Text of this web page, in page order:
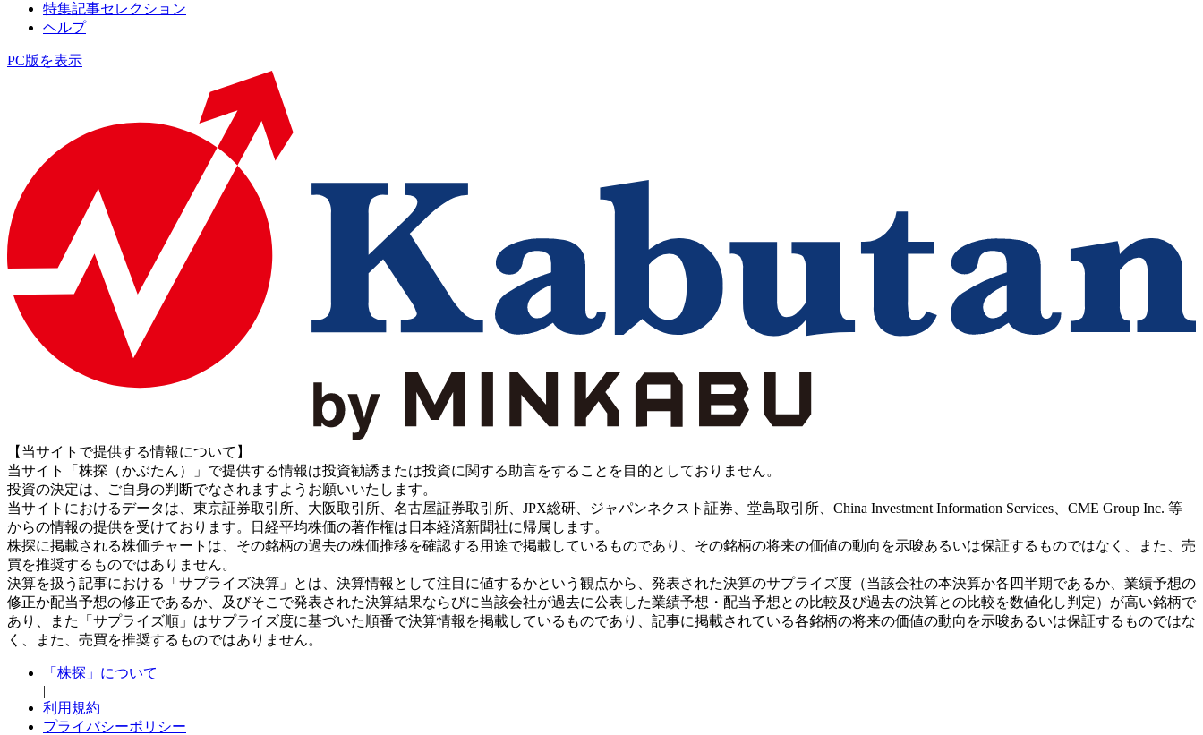
特集記事セレクション
ヘルプ
PC版を表示
【当サイトで提供する情報について】
当サイト「株探（かぶたん）」で提供する情報は投資勧誘または投資に関する助言をすることを目的としておりません。
投資の決定は、ご自身の判断でなされますようお願いいたします。
当サイトにおけるデータは、東京証券取引所、大阪取引所、名古屋証券取引所、JPX総研、ジャパンネクスト証券、堂島取引所、China Investment Information Services、CME Group Inc. 等
からの情報の提供を受けております。日経平均株価の著作権は日本経済新聞社に帰属します。
株探に掲載される株価チャートは、その銘柄の過去の株価推移を確認する用途で掲載しているものであり、その銘柄の将来の価値の動向を示唆あるいは保証するものではなく、また、売
買を推奨するものではありません。
決算を扱う記事における「サプライズ決算」とは、決算情報として注目に値するかという観点から、発表された決算のサプライズ度（当該会社の本決算か各四半期であるか、業績予想の
修正か配当予想の修正であるか、及びそこで発表された決算結果ならびに当該会社が過去に公表した業績予想・配当予想との比較及び過去の決算との比較を数値化し判定）が高い銘柄で
あり、また「サプライズ順」はサプライズ度に基づいた順番で決算情報を掲載しているものであり、記事に掲載されている各銘柄の将来の価値の動向を示唆あるいは保証するものではな
く、また、売買を推奨するものではありません。
「株探」について
|
利用規約
プライバシーポリシー